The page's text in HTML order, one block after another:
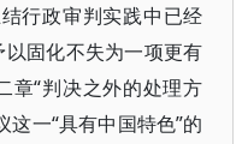
行政审判实践中已经
固化不失为一项更有
章“判决之外的处理方
这一“具有中国特色”的